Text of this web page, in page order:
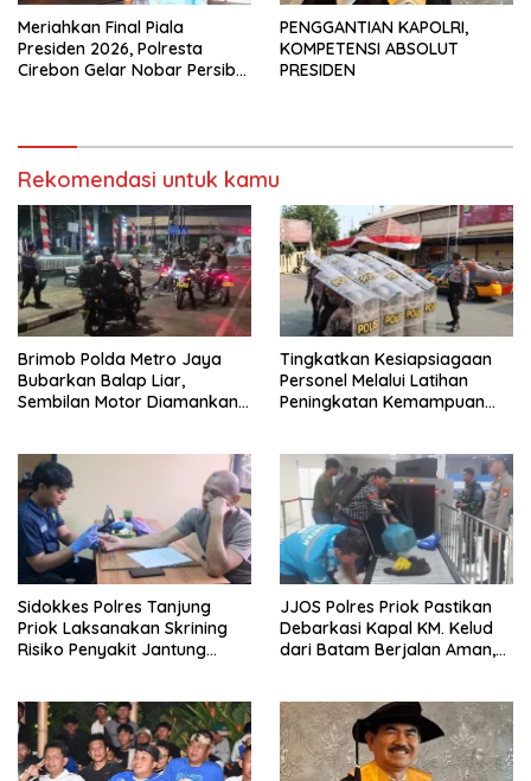
Meriahkan Final Piala
Presiden 2026, Polresta
Cirebon Gelar Nobar Persib
PENGGANTIAN KAPOLRI,
KOMPETENSI ABSOLUT
PRESIDEN
Rekomendasi untuk kamu
Brimob Polda Metro Jaya
Bubarkan Balap Liar,
Sembilan Motor Diamankan
Tingkatkan Kesiapsiagaan
Personel Melalui Latihan
Peningkatan Kemampuan
Sidokkes Polres Tanjung
Priok Laksanakan Skrining
Risiko Penyakit Jantung
JJOS Polres Priok Pastikan
Debarkasi Kapal KM. Kelud
dari Batam Berjalan Aman,